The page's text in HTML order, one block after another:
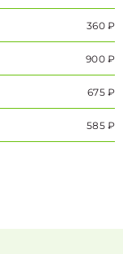
360 ₽
900 ₽
675 ₽
585 ₽